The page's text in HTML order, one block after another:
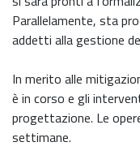
Parallelamente, sta
addetti alla gestione
In merito alle
è in corso e gli
progettazione. Le
settimane.